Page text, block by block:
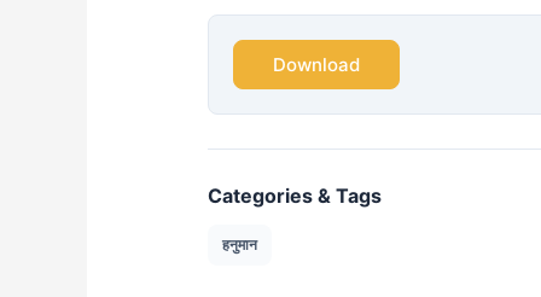
Download
Categories & Tags
हनुमान